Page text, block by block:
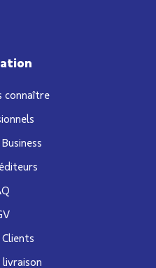
connaître
livraison